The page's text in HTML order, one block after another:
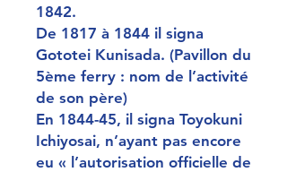
1842.
De 1817 à 1844 il signa
Gototei Kunisada. (Pavillon du
5ème ferry : nom de l’activité
de son père)
En 1844-45, il signa Toyokuni
Ichiyosai, n’ayant pas encore
eu « l’autorisation officielle de